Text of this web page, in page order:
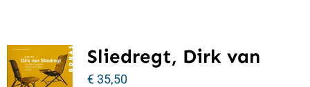
Sliedregt, Dirk van
€35,50